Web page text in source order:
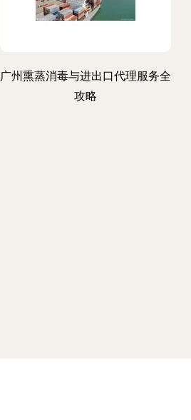
广州熏蒸消毒与进出口代理服务全
攻略